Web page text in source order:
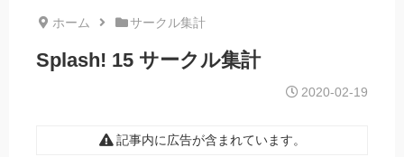
ホーム サークル集計
Splash! 15 サークル集計
2020-02-19
記事内に広告が含まれています。